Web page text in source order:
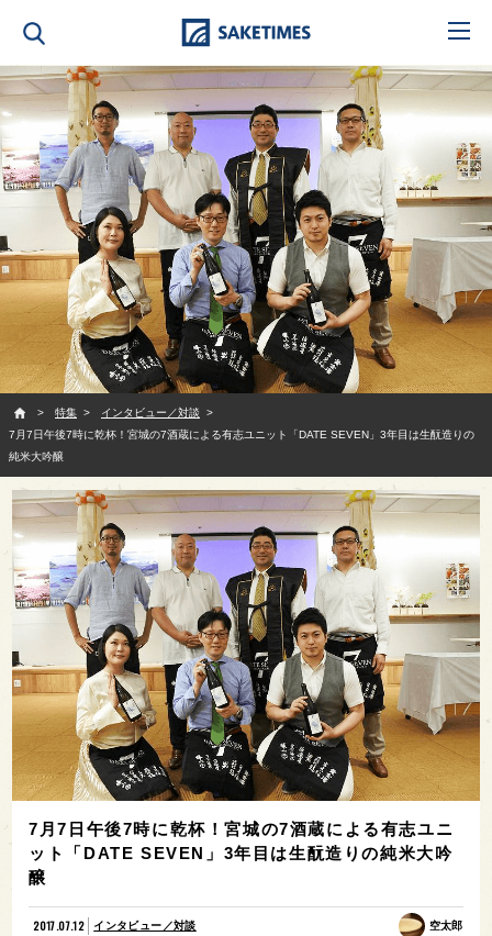
特集
インタビュー／対談
7月7日午後7時に乾杯！宮城の7酒蔵による有志ユニット「DATE SEVEN」3年目は生酛造りの
純米大吟醸
7月7日午後7時に乾杯！宮城の7酒蔵による有志ユニ
ット「DATE SEVEN」3年目は生酛造りの純米大吟
醸
2017.07.12 インタビュー／対談 空太郎